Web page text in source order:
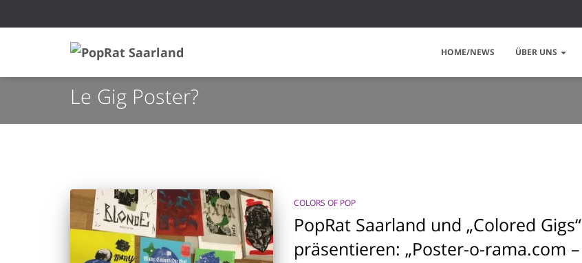
HOME/NEWS ÜBER UNS
Le Gig Poster?
COLORS OF POP
PopRat Saarland und „Colored Gigs“
präsentieren: „Poster-o-rama.com –